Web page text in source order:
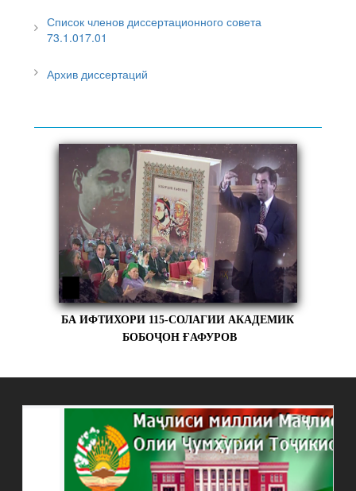
Список членов диссертационного совета
73.1.017.01
Архив диссертаций
БА ИФТИХОРИ 115-СОЛАГИИ АКАДЕМИК
БОБОҶОН ҒАФУРОВ